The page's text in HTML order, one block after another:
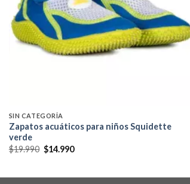
SIN CATEGORÍA
Zapatos acuáticos para niños Squidette
verde
$19.990 El
precio
$14.990El